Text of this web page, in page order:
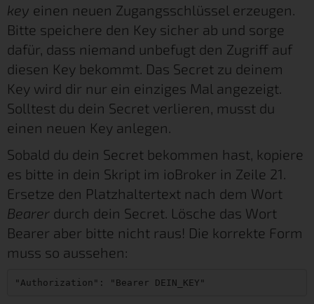
key einen neuen Zugangsschlüssel erzeugen.
Bitte speichere den Key sicher ab und sorge
dafür, dass niemand unbefugt den Zugriff auf
diesen Key bekommt. Das Secret zu deinem
Key wird dir nur ein einziges Mal angezeigt.
Solltest du dein Secret verlieren, musst du
einen neuen Key anlegen.
Sobald du dein Secret bekommen hast, kopiere
es bitte in dein Skript im ioBroker in Zeile 21.
Ersetze den Platzhaltertext nach dem Wort
Bearer durch dein Secret. Lösche das Wort
Bearer aber bitte nicht raus! Die korrekte Form
muss so aussehen:
"Authorization": "Bearer DEIN_KEY"